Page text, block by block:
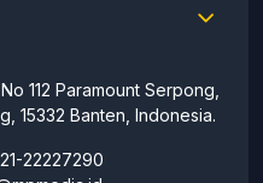
112 Paramount Serpong,
15332 Banten, Indonesia.
22227290